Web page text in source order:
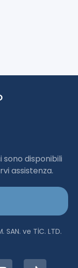
Istanbul
disponibili
assistenza.
SAN. ve TİC. LTD.